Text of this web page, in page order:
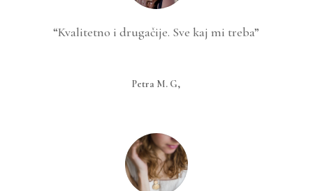
“Kvalitetno i drugačije. Sve kaj mi treba”
Petra M. G,